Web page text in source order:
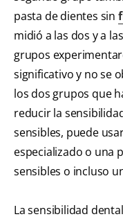
pasta de dientes sin
midió a las dos y a
grupos
significativo y no se
los dos grupos que
reducir la
sensibles, puede
especializado o una
sensibles o incluso
La sensibilidad